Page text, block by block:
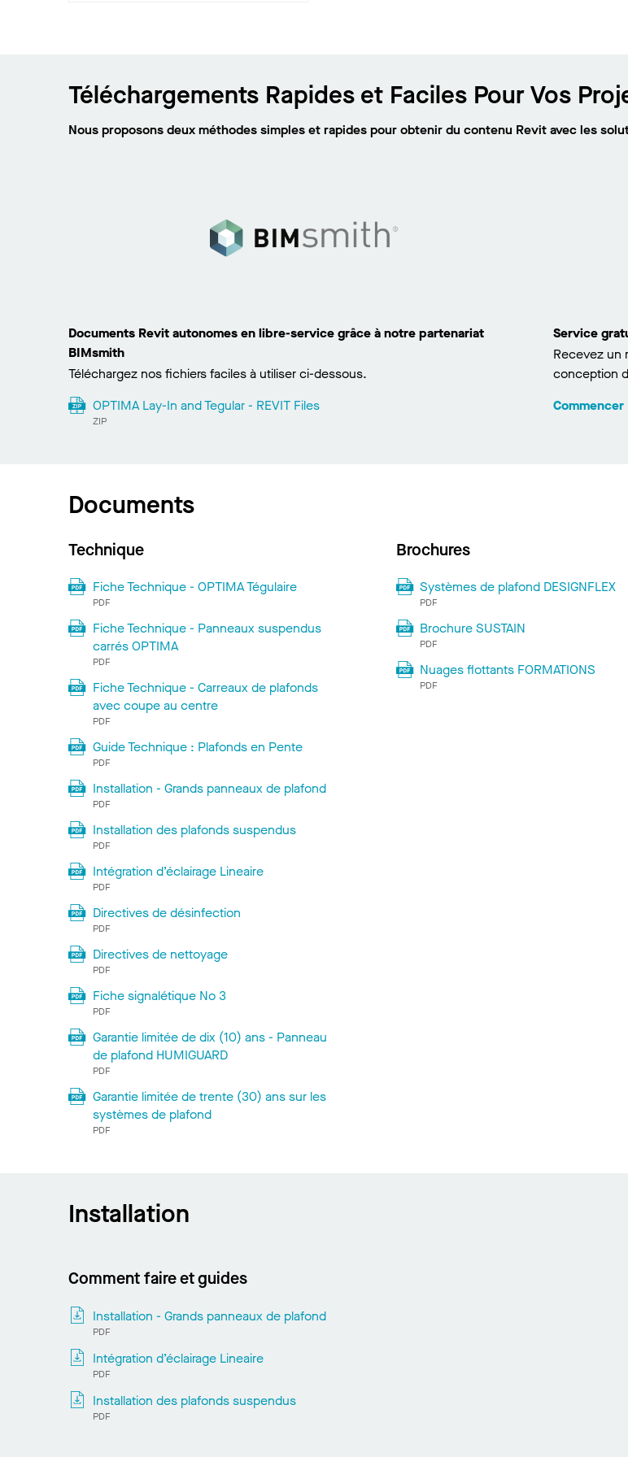
Téléchargements Rapides et Faciles Pour Vos
Nous proposons deux méthodes simples et rapides pour obtenir du contenu Revit avec les
Documents Revit autonomes en libre-service grâce à notre partenariat
BIMsmith
Téléchargez nos fichiers faciles à utiliser ci-dessous.
OPTIMA Lay-In and Tegular - REVIT Files
ZIP
Service
Recevez un
conception
Commencer
Documents
Technique
Fiche Technique - OPTIMA Tégulaire
PDF
Fiche Technique - Panneaux suspendus
carrés OPTIMA
PDF
Fiche Technique - Carreaux de plafonds
avec coupe au centre
PDF
Guide Technique : Plafonds en Pente
PDF
Installation - Grands panneaux de plafond
PDF
Installation des plafonds suspendus
PDF
Intégration d’éclairage Lineaire
PDF
Directives de désinfection
PDF
Directives de nettoyage
PDF
Fiche signalétique No 3
PDF
Garantie limitée de dix (10) ans - Panneau
de plafond HUMIGUARD
PDF
Garantie limitée de trente (30) ans sur les
systèmes de plafond
PDF
Brochures
Systèmes de plafond DESIGNFLEX
PDF
Brochure SUSTAIN
PDF
Nuages flottants FORMATIONS
PDF
Installation
Comment faire et guides
Installation - Grands panneaux de plafond
PDF
Intégration d’éclairage Lineaire
PDF
Installation des plafonds suspendus
PDF